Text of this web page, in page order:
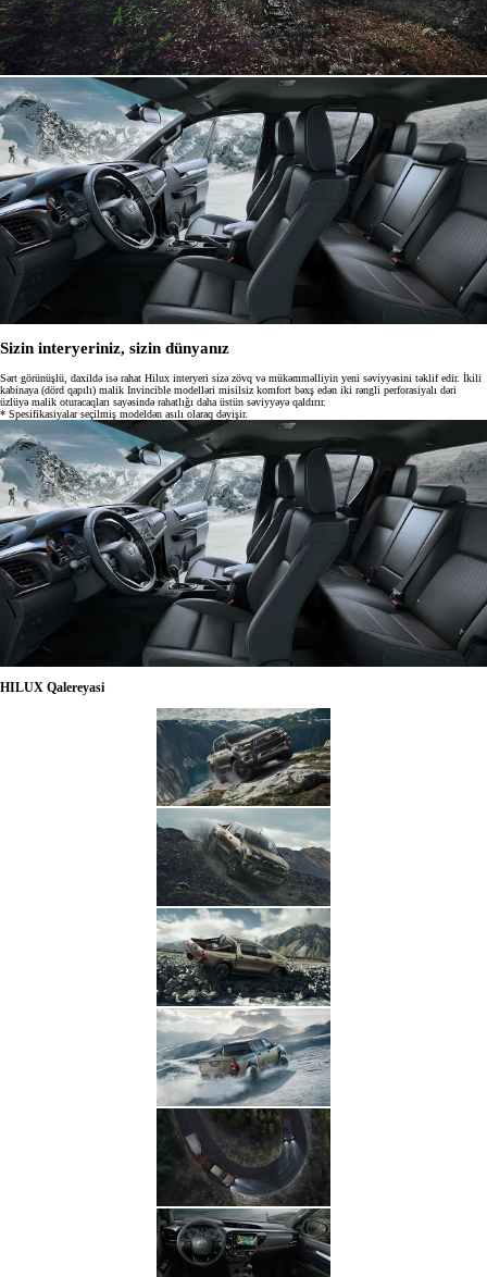
Sizin interyeriniz, sizin dünyanız
Sərt görünüşlü, daxildə isə rahat Hilux interyeri sizə zövq və mükəmməlliyin yeni səviyyəsini təklif edir. İkili
kabinaya (dörd qapılı) malik Invincible modelləri misilsiz komfort bəxş edən iki rəngli perforasiyalı dəri
üzlüyə malik oturacaqları sayəsində rahatlığı daha üstün səviyyəyə qaldırır.
* Spesifikasiyalar seçilmiş modeldən asılı olaraq dəyişir.
HILUX Qalereyasi